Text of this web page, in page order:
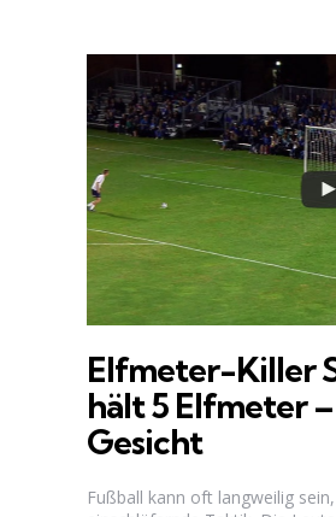
Elfmeter-Killer
hält 5 Elfmeter
Gesicht
Fußball kann oft langweilig